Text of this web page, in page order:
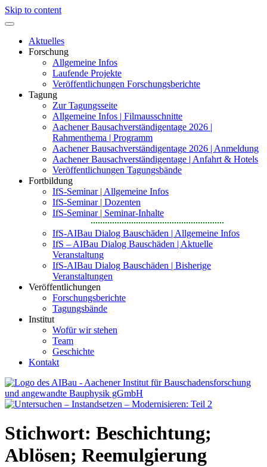
Skip to content
Aktuelles
Forschung
Allgemeine Infos
Laufende Projekte
Veröffentlichungen Forschungsberichte
Tagung
Zur Tagungsseite
Allgemeine Infos | Filmausschnitte
Aachener Bausachverständigentage 2026 |
Rahmenthema | Programm
Aachener Bausachverständigentage 2026 | Anmeldung
Aachener Bausachverständigentage | Anfahrt & Hotels
Veröffentlichungen Tagungsbände
Fortbildung
IfS-Seminar | Allgemeine Infos
IfS-Seminar | Dozenten
IfS-Seminar | Seminar-Inhalte
IfS-AIBau Dialog Bauschäden | Allgemeine Infos
IfS – AIBau Dialog Bauschäden | Aktuelle
Veranstaltung
IfS-AIBau Dialog Bauschäden | Bisherige
Veranstaltungen
Veröffentlichungen
Forschungsberichte
Tagungsbände
Institut
Wofür wir stehen
Team
Geschichte
Kontakt
angewandte Bauphysik
Stichwort: Beschichtung;
Ablösen; Reemulgierung